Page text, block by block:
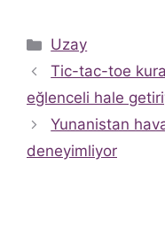
Kategoriler
Uzay
Tic-tac-toe
eğlenceli hale
Yunanistan
deneyimliyor